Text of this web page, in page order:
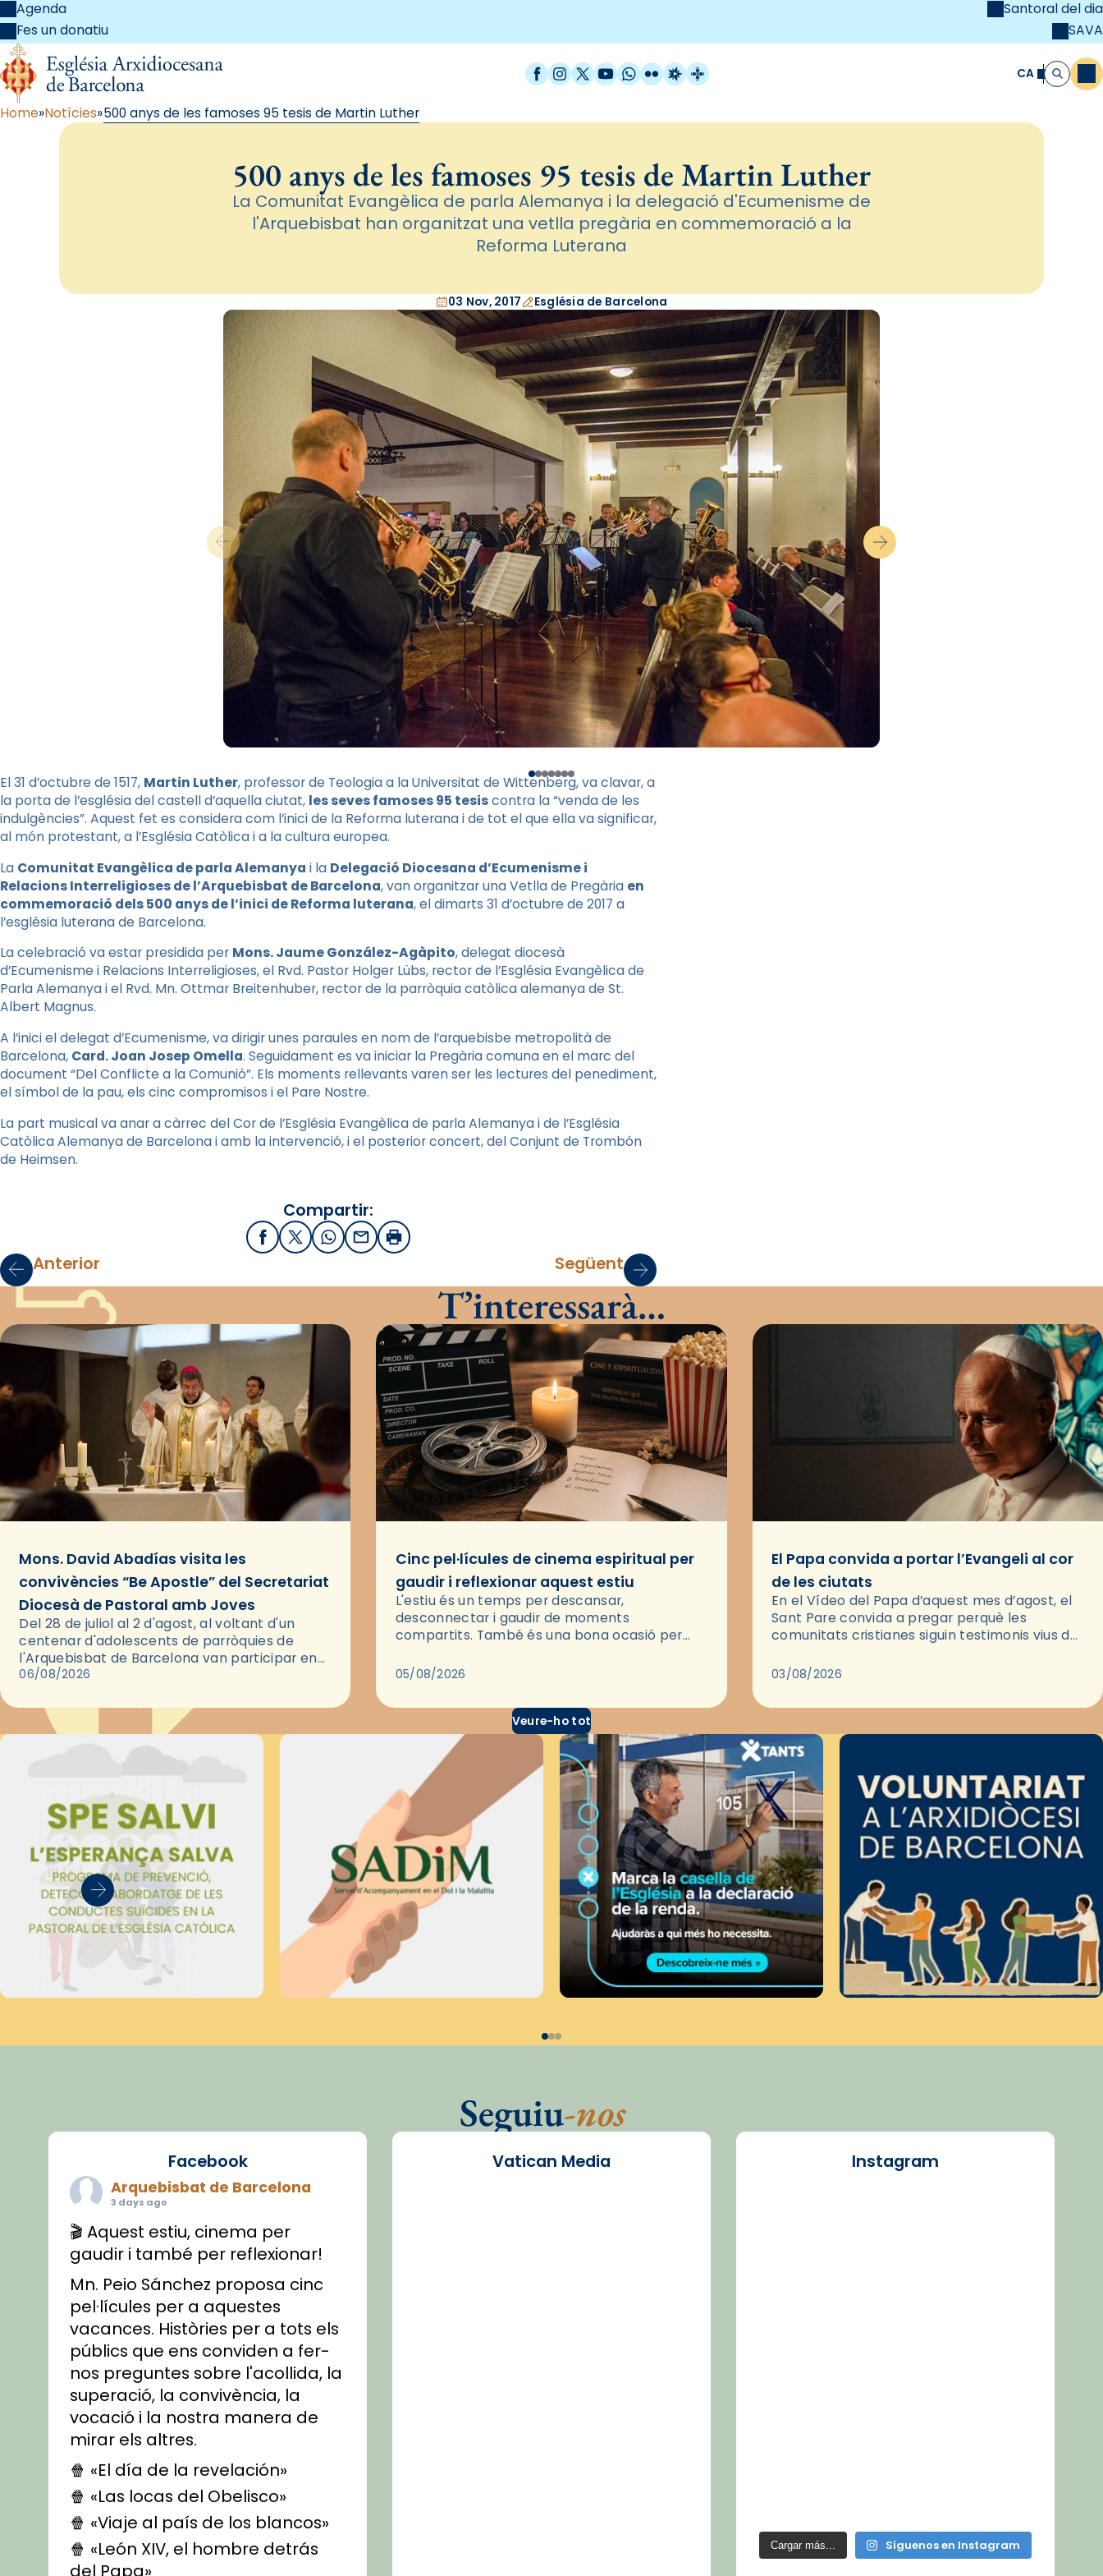
Agenda
Fes un donatiu
Santoral del dia
SAVA
Facebook
Instagram
X / Twitter
YouTube
WhatsApp
FlickrRadio Estel
Catalunya Cristiana CA Cerca
Home Notícies 500 anys de les famoses 95 tesis de Martin Luther
500 anys de les famoses 95 tesis de Martin Luther
La Comunitat Evangèlica de parla Alemanya i la delegació d'Ecumenisme de
l'Arquebisbat han organitzat una vetlla pregària en commemoració a la
Reforma Luterana
03 Nov, 2017 Església de Barcelona
El 31 d’octubre de 1517, Martin Luther, professor de Teologia a la Universitat de Wittenberg, va clavar, a
la porta de l’església del castell d’aquella ciutat, les seves famoses 95 tesiscontra la “venda de les
indulgències”. Aquest fet es considera com l’inici de la Reforma luterana i de tot el que ella va significar,
al món protestant, a l’Església Catòlica i a la cultura europea.
La Comunitat Evangèlica de parla Alemanya i la Delegació Diocesana d’Ecumenisme i
Relacions Interreligioses de l’Arquebisbat de Barcelona, van organitzar una Vetlla de Pregària en
commemoració dels 500 anys de l’inici de Reforma luterana, el dimarts 31 d’octubre de 2017 a
l’església luterana de Barcelona.
La celebració va estar presidida per Mons. Jaume González-Agàpito, delegat diocesà
d’Ecumenisme i Relacions Interreligioses, el Rvd. Pastor Holger Lübs, rector de l’Església Evangèlica de
Parla Alemanya i el Rvd. Mn. Ottmar Breitenhuber, rector de la parròquia catòlica alemanya de St.
Albert Magnus.
A l’inici el delegat d’Ecumenisme, va dirigir unes paraules en nom de l’arquebisbe metropolità de
Barcelona, Card. Joan Josep Omella. Seguidament es va iniciar la Pregària comuna en el marc del
document “Del Conflicte a la Comunió”. Els moments rellevants varen ser les lectures del penediment,
el símbol de la pau, els cinc compromisos i el Pare Nostre.
La part musical va anar a càrrec del Cor de l’Església Evangèlica de parla Alemanya i de l’Església
Catòlica Alemanya de Barcelona i amb la intervenció, i el posterior concert, del Conjunt de Trombón
de Heimsen.
Compartir:
FacebookX / Twitter
WhatsApp
EmailImprimir
Anterior Següent
T’interessarà…
Mons. David Abadías visita les
convivències “Be Apostle” del Secretariat
Diocesà de Pastoral amb Joves
Del 28 de juliol al 2 d'agost, al voltant d'un
centenar d'adolescents de parròquies de
l'Arquebisbat de Barcelona van participar en
les convivències Be Apostle, organitzades pel
06/08/2026
Cinc pel·lícules de cinema espiritual per
gaudir i reflexionar aquest estiu
L'estiu és un temps per descansar,
desconnectar i gaudir de moments
compartits. També és una bona ocasió per
través del cinema, reflexionar sobre les…
05/08/2026
El Papa convida a portar l’Evangeli al cor
de les ciutats
En el Vídeo del Papa d’aquest mes d’agost, el
Sant Pare convida a pregar perquè les
comunitats cristianes siguin testimonis vius de
pregària, el…
03/08/2026
Veure-ho tot
Seguiu-nos
Facebook
Arquebisbat de Barcelona
3 days ago
🎬 Aquest estiu, cinema per
gaudir i també per reflexionar!
Mn. Peio Sánchez proposa cinc
pel·lícules per a aquestes
vacances. Històries per a tots els
públics que ens conviden a fer-
nos preguntes sobre l'acollida, la
superació, la convivència, la
vocació i la nostra manera de
mirar els altres.
🍿 «El día de la revelación»
🍿 «Las locas del Obelisco»
🍿 «Viaje al país de los blancos»
🍿 «León XIV, el hombre detrás
del Papa»
Vatican Media Instagram
Cargar más... Síguenos en Instagram